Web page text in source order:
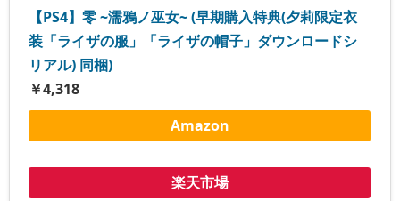
【PS4】零 ~濡鴉ノ巫女~ (早期購入特典(夕莉限定衣
装「ライザの服」「ライザの帽子」ダウンロードシ
リアル) 同梱)
￥4,318
Amazon
楽天市場